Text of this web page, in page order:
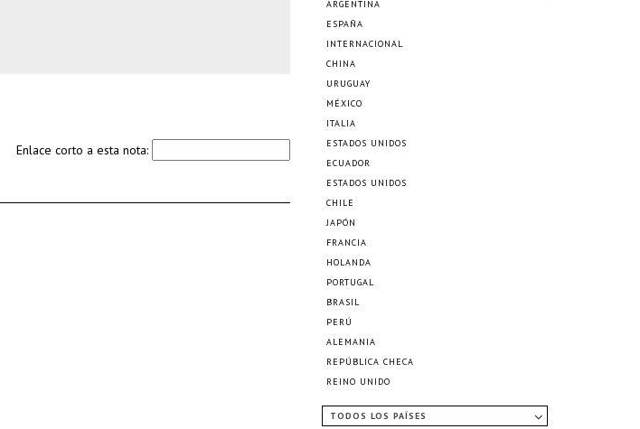
Enlace corto a esta nota:
ARGENTINA
ESPAÑA
INTERNACIONAL
CHINA
URUGUAY
MÉXICO
ITALIA
ESTADOS UNIDOS
ECUADOR
ESTADOS UNIDOS
CHILE
JAPÓN
FRANCIA
HOLANDA
PORTUGAL
BRASIL
PERÚ
ALEMANIA
REPÚBLICA CHECA
REINO UNIDO
TODOS LOS PAÍSES